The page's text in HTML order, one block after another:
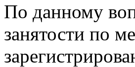
По данному
занятости по